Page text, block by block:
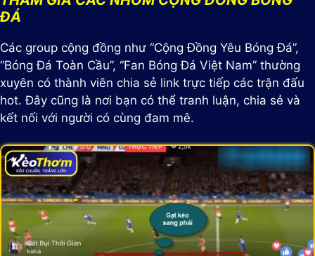
ĐÁ
Các group cộng đồng như “Cộng Đồng Yêu Bóng Đá”,
“Bóng Đá Toàn Cầu”, “Fan Bóng Đá Việt Nam” thường
xuyên có thành viên chia sẻ link trực tiếp các trận đấu
hot. Đây cũng là nơi bạn có thể tranh luận, chia sẻ và
kết nối với người có cùng đam mê.